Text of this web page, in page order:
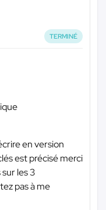
TERMINÉ
en version
est précisé merci
les 3
pas à me